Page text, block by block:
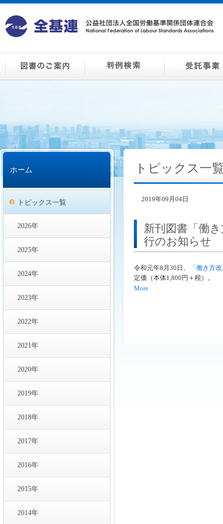
ホーム
トピックス一覧
2026年
2025年
2024年
2023年
2022年
2021年
2020年
2019年
2018年
2017年
2016年
2015年
2014年
トピックス一
2019年09月04日
新刊図書「働
行のお知らせ
令和元年8月30日、
「働き方
定価（本体1,800円＋税）。
More